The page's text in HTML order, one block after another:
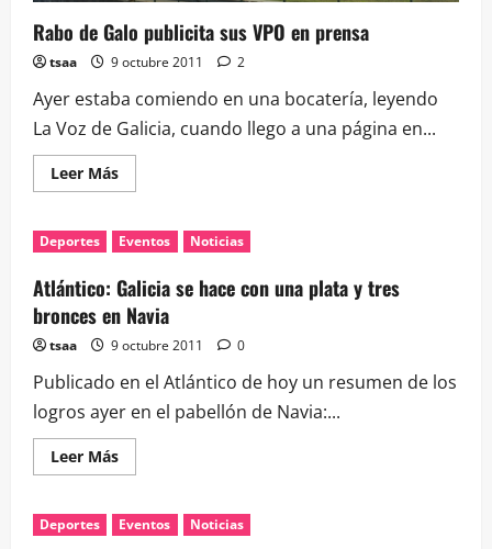
Rabo de Galo publicita sus VPO en prensa
tsaa 9 octubre 2011 2
Ayer estaba comiendo en una bocatería, leyendo
La Voz de Galicia, cuando llego a una página en...
Leer MásLeer
más
Rabo
de
publicita
sus
VPO
en
prensa
Deportes Eventos Noticias
Atlántico: Galicia se hace con una plata y tres
bronces en Navia
tsaa 9 octubre 2011 0
Publicado en el Atlántico de hoy un resumen de los
logros ayer en el pabellón de Navia:...
Leer MásLeer
más
Atlántico:
Galicia
Deportes Eventos Noticias